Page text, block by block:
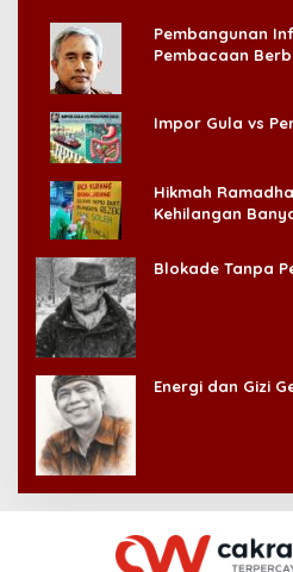
Pembangunan
Pembacaan
Impor Gula vs
Hikmah
Kehilangan
Blokade Tanpa
Energi dan Gizi